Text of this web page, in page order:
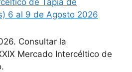
de Tapia de
6 al 9 de Agosto 2026
Consultar la
Mercado Intercéltico de